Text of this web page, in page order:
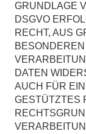
GRUNDLAGE
DSGVO
RECHT, AUS
DATEN
AUCH FÜR
GESTÜTZTES